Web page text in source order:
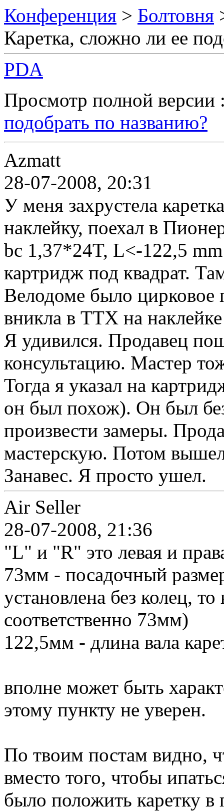
Конференция > Болтовня
Каретка, сложно ли ее
PDA
Просмотр полной
подобрать по названию?
Azmatt
28-07-2008, 20:31
У меня захрустела
наклейку, поехал в
bc 1,37*24T, L<-122,5
картридж под квадрат.
Велодоме было цирковое
вникла в ТТХ на
Я удивился. Продавец
консультацию. Мастер
Тогда я указал на
он был похож). Он был
произвести замеры.
мастерскую. Потом
Занавес. Я просто ушел.
Air Seller
28-07-2008, 21:36
"L" и "R" это левая и
73мм - посадочный
установлена без колец,
соответственно 73мм)
122,5мм - длина вала
вполне может быть
этому пункту не уверен.
По твоим постам видно,
вместо того, чтобы
было положить каретку в